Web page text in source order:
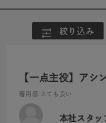
絞り込み
【一点主役】アシ
着用感:とても良い
本社スタッ